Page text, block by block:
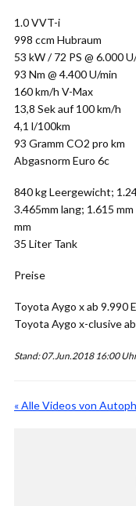
1.0 VVT-i
998 ccm Hubraum
53 kW / 72 PS @ 6.000
93 Nm @ 4.400 U/min
160 km/h V-Max
13,8 Sek auf 100 km/h
4,1 l/100km
93 Gramm CO2 pro km
Abgasnorm Euro 6c
840 kg Leergewicht;
3.465mm lang; 1.615
mm
35 Liter Tank
Preise
Toyota Aygo x ab 9.990
Toyota Aygo x-clusive
Stand: 07.Jun.2018 16:00
« Alle Videos von